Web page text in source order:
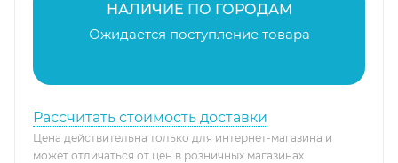
НАЛИЧИЕ ПО ГОРОДАМ
Ожидается поступление товара
Рассчитать стоимость доставки
Цена действительна только для интернет-магазина и
может отличаться от цен в розничных магазинах